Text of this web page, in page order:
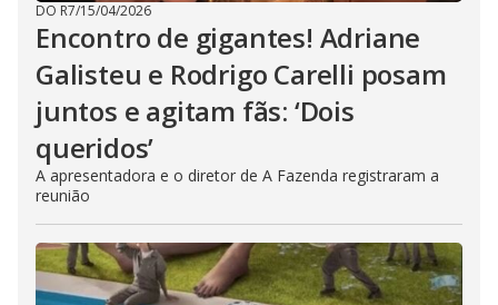
DO R7/15/04/2026
Encontro de gigantes! Adriane
Galisteu e Rodrigo Carelli posam
juntos e agitam fãs: ‘Dois
queridos’
A apresentadora e o diretor de A Fazenda registraram a
reunião